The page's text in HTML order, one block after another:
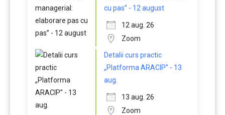
cu pas” - 12 august
12 aug. 26
Zoom
Detalii curs practic
„Platforma ARACIP” - 13
aug.
13 aug. 26
Zoom